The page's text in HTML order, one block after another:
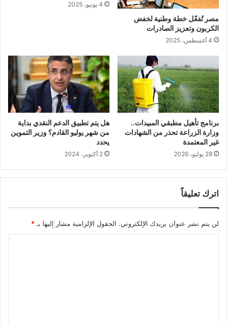
مصر تُفعّل خطة وطنية لخفض
الكربون وتعزيز الصادرات
4 أغسطس، 2025
4 يونيو، 2025
برنامج تأهيل مطبقي المبيدات..
وزارة الزراعة تحذر من الشهادات
غير المعتمدة
28 يوليو، 2026
هل يتم تطبيق الدعم النقدي بداية
من شهر يوليو القادم؟ وزير التموين
يحدد
2 أكتوبر، 2024
اترك تعليقاً
لن يتم نشر عنوان بريدك الإلكتروني. الحقول الإلزامية مشار إليها بـ *